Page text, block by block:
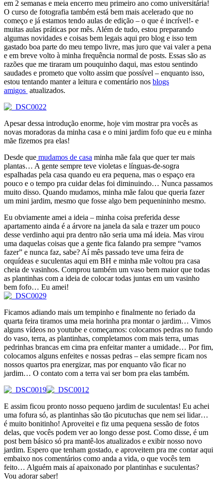
em 2 semanas e meia encerro meu primeiro ano como universitária!
O curso de fotografia também está bem mais acelerado que no
começo e já estamos tendo aulas de edição – o que é incrível!- e
muitas aulas práticas por mês. Além de tudo, estou preparando
algumas novidades e coisas bem legais aqui pro blog e isso tem
gastado boa parte do meu tempo livre, mas juro que vai valer a pena
e em breve volto à minha frequência normal de posts. Essas são as
razões que me tiraram um pouquinho daqui, mas estou sentindo
saudades e prometo que volto assim que possível – enquanto isso,
estou tentando manter a leitura e comentário nos blogs
amigos atualizados.
Apesar dessa introdução enorme, hoje vim mostrar pra vocês as
novas moradoras da minha casa e o mini jardim fofo que eu e minha
mãe fizemos pra elas!
Desde que mudamos de casa minha mãe fala que quer ter mais
plantas… A gente sempre teve violetas e línguas-de-sogra
espalhadas pela casa quando eu era pequena, mas o espaço era
pouco e o tempo pra cuidar delas foi diminuindo… Nunca passamos
muito disso. Quando mudamos, minha mãe falou que queria fazer
um mini jardim, mesmo que fosse algo bem pequenininho mesmo.
Eu obviamente amei a ideia – minha coisa preferida desse
apartamento ainda é a árvore na janela da sala e trazer um pouco
desse verdinho aqui pra dentro não seria uma má ideia. Mas virou
uma daquelas coisas que a gente fica falando pra sempre “vamos
fazer” e nunca faz, sabe? Aí mês passado teve uma feira de
orquídeas e suculentas aqui em BH e minha mãe voltou pra casa
cheia de vasinhos. Comprou também um vaso bem maior que todas
as plantinhas com a ideia de colocar todas juntas em um vasinho
bem fofo… Eu amei!
Ficamos adiando mais um tempinho e finalmente no feriado da
quarta feira tiramos uma meia horinha pra montar o jardim… Vimos
alguns vídeos no youtube e começamos: colocamos pedras no fundo
do vaso, terra, as plantinhas, completamos com mais terra, umas
pedrinhas brancas em cima pra enfeitar manter a umidade… Por fim,
colocamos alguns enfeites e nossas pedras – elas sempre ficam nos
nossos quartos pra energizar, mas por enquanto vão ficar no
jardim… O contato com a terra vai ser bom pra elas também.
E assim ficou pronto nosso pequeno jardim de suculentas! Eu achei
uma fofura só, as plantinhas são tão picutuchas que nem sei lidar…
é muito bonitinho! Aproveitei e fiz uma pequena sessão de fotos
delas, que vocês podem ver ao longo desse post. Como disse, é um
post bem básico só pra mantê-los atualizados e exibir nosso novo
jardim. Espero que tenham gostado, e aproveitem pra me contar aqui
embaixo nos comentários como anda a vida, o que vocês tem
feito… Alguém mais aí apaixonado por plantinhas e suculentas?
Vou adorar saber!